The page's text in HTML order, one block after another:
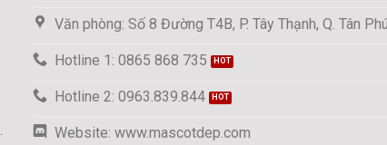
Văn phòng: Số 8 Đường T4B, P. Tây Thạnh, Q. Tân
Hotline 1: 0865 868 735
Hotline 2: 0963.839.844
Website: www.mascotdep.com